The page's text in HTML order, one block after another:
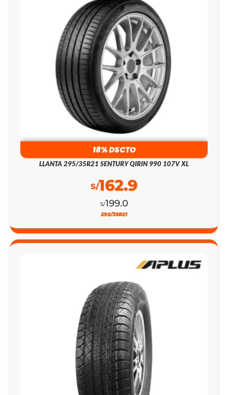
18% DSCTO
LLANTA 295/35R21 SENTURY QIRIN 990 107V XL
S/199.0
S/162.9
295/35R21